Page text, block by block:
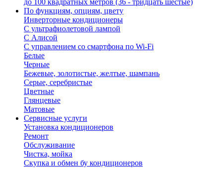
до 100 квадратных метров (36 - тридцать шестые)
По функциям, опциям, цвету
Инверторные кондиционеры
С ультрафиолетовой лампой
С Алисой
С управлением со смартфона по Wi-Fi
Белые
Черные
Бежевые, золотистые, желтые, шампань
Серые, серебристые
Цветные
Глянцевые
Матовые
Сервисные услуги
Установка кондиционеров
Ремонт
Обслуживание
Чистка, мойка
Скупка и обмен бу кондиционеров